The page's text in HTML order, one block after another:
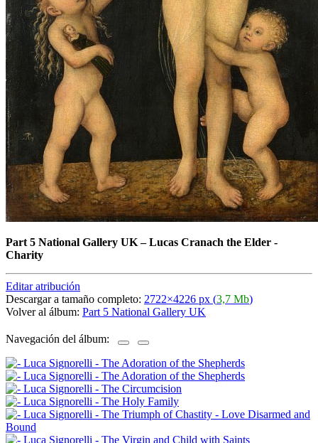
Part 5 National Gallery UK–Lucas Cranach the Elder -
Charity
Editar atribución
Descargar a tamaño completo: 2722×4226 px (3,7 Mb)
Volver al álbum: Part 5 National Gallery UK
Navegación del álbum: